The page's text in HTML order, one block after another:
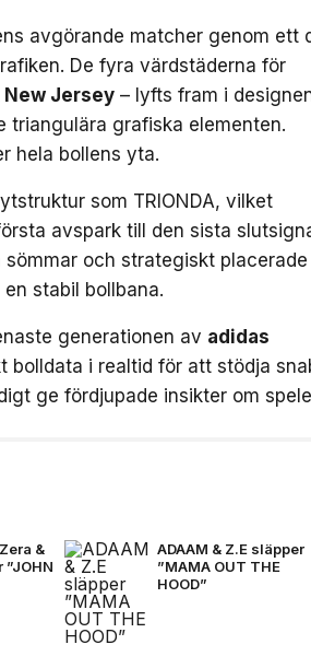
avgörande matcher genom ett
De fyra värdstäderna för
New Jersey – lyfts fram i
triangulära grafiska elementen.
hela bollens yta.
som TRIONDA, vilket
avspark till den sista
och strategiskt placerade
stabil bollbana.
generationen av adidas
bolldata i realtid för att stödja
ge fördjupade insikter om
&
ADAAM & Z.E släpper
”MAMA OUT THE
HOOD”